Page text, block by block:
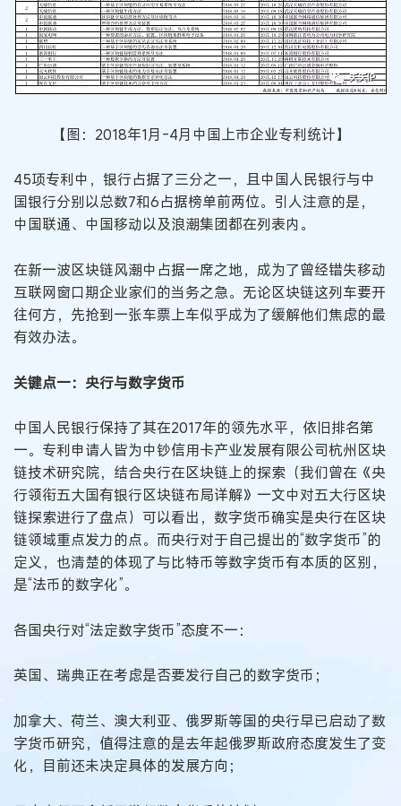
【图：2018年1月-4月中国上市企业专利统计】
45项专利中，银行占据了三分之一，且中国人民银行与中
国银行分别以总数7和6占据榜单前两位。引人注意的是，
中国联通、中国移动以及浪潮集团都在列表内。
在新一波区块链风潮中占据一席之地，成为了曾经错失移动
互联网窗口期企业家们的当务之急。无论区块链这列车要开
往何方，先抢到一张车票上车似乎成为了缓解他们焦虑的最
有效办法。
关键点一：央行与数字货币
中国人民银行保持了其在2017年的领先水平，依旧排名第
一。专利申请人皆为中钞信用卡产业发展有限公司杭州区块
链技术研究院，结合央行在区块链上的探索（我们曾在《央
行领衔五大国有银行区块链布局详解》一文中对五大行区块
链探索进行了盘点）可以看出，数字货币确实是央行在区块
链领域重点发力的点。而央行对于自己提出的“数字货币”的
定义，也清楚的体现了与比特币等数字货币有本质的区别，
是“法币的数字化”。
各国央行对“法定数字货币”态度不一：
英国、瑞典正在考虑是否要发行自己的数字货币；
加拿大、荷兰、澳大利亚、俄罗斯等国的央行早已启动了数
字货币研究，值得注意的是去年起俄罗斯政府态度发生了变
化，目前还未决定具体的发展方向；